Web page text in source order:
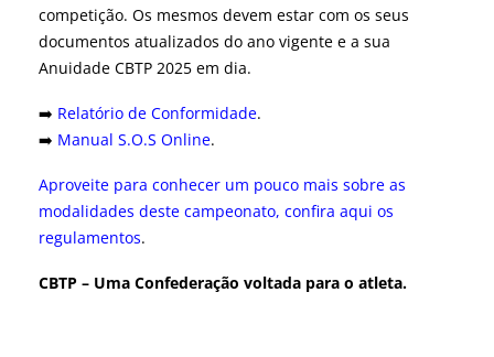
competição. Os mesmos devem estar com os seus
documentos atualizados do ano vigente e a sua
Anuidade CBTP 2025 em dia.
➡️ Relatório de Conformidade.
➡️ Manual S.O.S Online.
Aproveite para conhecer um pouco mais sobre as
modalidades deste campeonato, confira aqui os
regulamentos.
CBTP – Uma Confederação voltada para o atleta.